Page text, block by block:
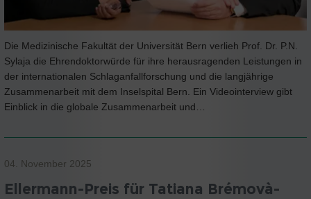
Die Medizinische Fakultät der Universität Bern verlieh Prof. Dr. P.N.
Sylaja die Ehrendoktorwürde für ihre herausragenden Leistungen in
der internationalen Schlaganfallforschung und die langjährige
Zusammenarbeit mit dem Inselspital Bern. Ein Videointerview gibt
Einblick in die globale Zusammenarbeit und…
04. November 2025
Ellermann-Preis für Tatiana Brémovà-